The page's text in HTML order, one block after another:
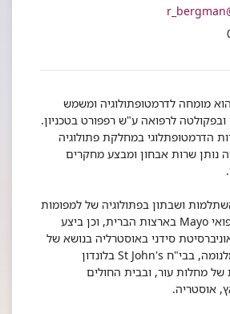
מומחה לדרמטופתולוגיה ומשמש
ובפקולטה לרפואה ע"ש רפפורט בטכניון.
הדרמטופתלוגי במחלקת פתולוגיה
נותן שרות אבחון ומבצע מחקרים
ושבתון בפתולוגיה של למפומות
של העור במרכז הרפואי Mayo בארצות הברית, וכן ביצע
סידני באוסטרליה בנושא של
אבחון מוקדם של מלנומה, בבי"ח St John's בלונדון
של מחלות עור, ובבית החולים
אוסטריה.